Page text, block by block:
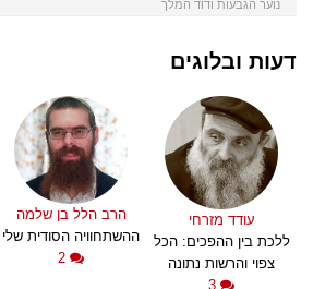
נוער הגבעות ודוד המלך
דעות ובלוגים
עודד מזרחי
ללכת בין ההפכים: הכל
צפוי והרשות נתונה
3
הרב הלל בן שלמה
ההשתחוויה הסודית שלי
2